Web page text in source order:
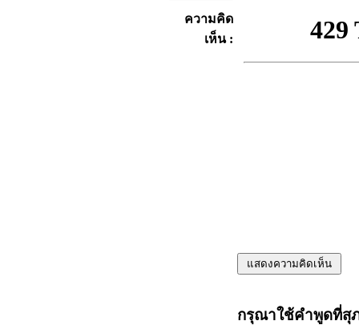
ความคิด
เห็น :
กรุณาใช้คำพูดที่สุ